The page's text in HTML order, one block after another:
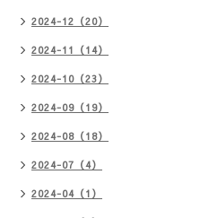
2024-12（20）
2024-11（14）
2024-10（23）
2024-09（19）
2024-08（18）
2024-07（4）
2024-04（1）